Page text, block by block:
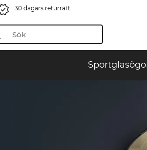
30 dagars returrätt